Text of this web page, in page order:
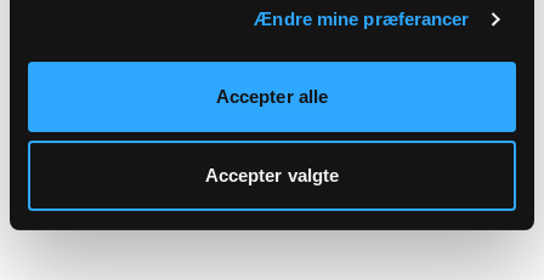
Ændre mine præferancer
Accepter alle
Accepter valgte